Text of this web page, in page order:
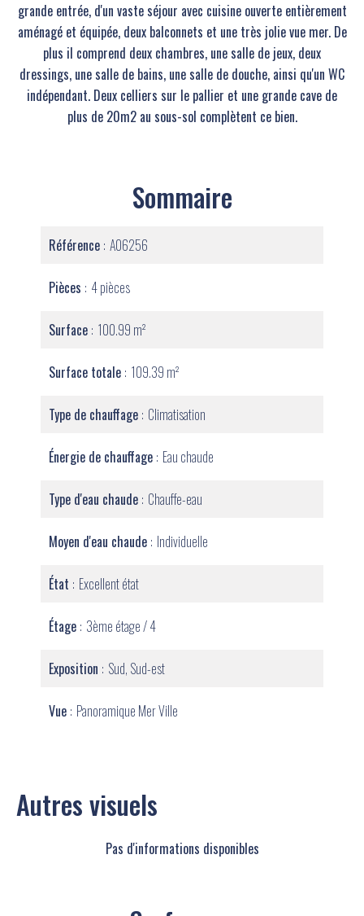
grande entrée, d'un vaste séjour avec cuisine ouverte entièrement
aménagé et équipée, deux balconnets et une très jolie vue mer. De
plus il comprend deux chambres, une salle de jeux, deux
dressings, une salle de bains, une salle de douche, ainsi qu'un WC
indépendant. Deux celliers sur le pallier et une grande cave de
plus de 20m2 au sous-sol complètent ce bien.
Sommaire
Référence A06256
Pièces 4 pièces
Surface 100.99 m²
Surface totale 109.39 m²
Type de chauffage Climatisation
Énergie de chauffage Eau chaude
Type d'eau chaude Chauffe-eau
Moyen d'eau chaude Individuelle
État Excellent état
Étage 3ème étage / 4
Exposition Sud, Sud-est
Vue Panoramique Mer Ville
Autres visuels
Pas d'informations disponibles